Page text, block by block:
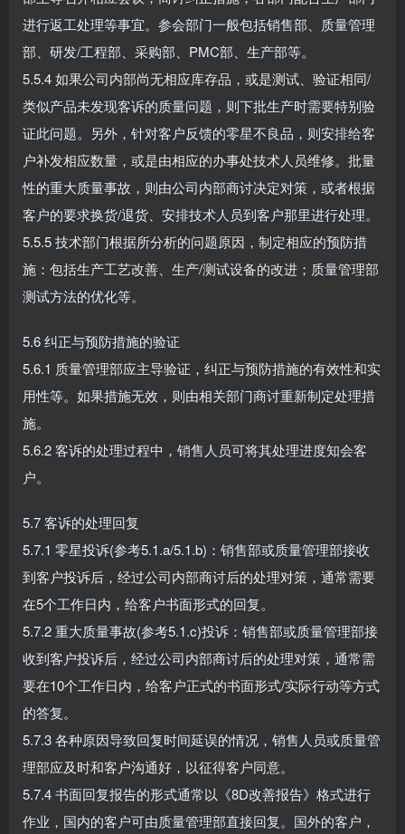
进行返工处理等事宜。参会部门一般包括销售部、质量管理
部、研发/工程部、采购部、PMC部、生产部等。
5.5.4 如果公司内部尚无相应库存品，或是测试、验证相同/
类似产品未发现客诉的质量问题，则下批生产时需要特别验
证此问题。另外，针对客户反馈的零星不良品，则安排给客
户补发相应数量，或是由相应的办事处技术人员维修。批量
性的重大质量事故，则由公司内部商讨决定对策，或者根据
客户的要求换货/退货、安排技术人员到客户那里进行处理。
5.5.5 技术部门根据所分析的问题原因，制定相应的预防措
施：包括生产工艺改善、生产/测试设备的改进；质量管理部
测试方法的优化等。
5.6 纠正与预防措施的验证
5.6.1 质量管理部应主导验证，纠正与预防措施的有效性和实
用性等。如果措施无效，则由相关部门商讨重新制定处理措
施。
5.6.2 客诉的处理过程中，销售人员可将其处理进度知会客
户。
5.7 客诉的处理回复
5.7.1 零星投诉(参考5.1.a/5.1.b)：销售部或质量管理部接收
到客户投诉后，经过公司内部商讨后的处理对策，通常需要
在5个工作日内，给客户书面形式的回复。
5.7.2 重大质量事故(参考5.1.c)投诉：销售部或质量管理部接
收到客户投诉后，经过公司内部商讨后的处理对策，通常需
要在10个工作日内，给客户正式的书面形式/实际行动等方式
的答复。
5.7.3 各种原因导致回复时间延误的情况，销售人员或质量管
理部应及时和客户沟通好，以征得客户同意。
5.7.4 书面回复报告的形式通常以《8D改善报告》格式进行
作业，国内的客户可由质量管理部直接回复。国外的客户，